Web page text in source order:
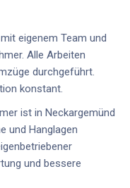
eigenem Team und
Alle Arbeiten
durchgeführt.
konstant.
ist in Neckargemünd
und Hanglagen
und bessere